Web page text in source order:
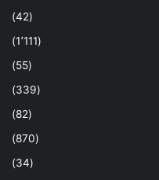
(42)
(1٬111)
(55)
(339)
(82)
(870)
(34)